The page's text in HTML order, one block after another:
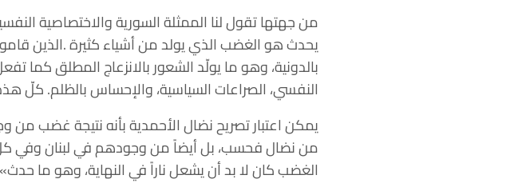
من جهتها تقول لنا الممثلة السورية والاختصاصية
يحدث هو الغضب الذي يولد من أشياء كثيرة .الذين
بالدونية، وهو ما يولّد الشعور بالانزعاج المطلق كما
النفسي، الصراعات السياسية، والإحساس بالظلم. كلّ
يمكن اعتبار تصريح نضال الأحمدية بأنه نتيجة غضب
من نضال فحسب، بل أيضاً من وجودهم في لبنان وفي
الغضب كان لا بد أن يشعل ناراً في النهاية، وهو ما حدث»